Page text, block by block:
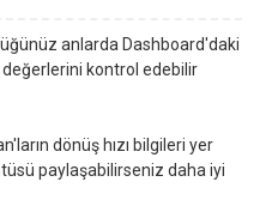
anlarda Dashboard'daki
değerlerini kontrol edebilir
dönüş hızı bilgileri yer
paylaşabilirseniz daha iyi